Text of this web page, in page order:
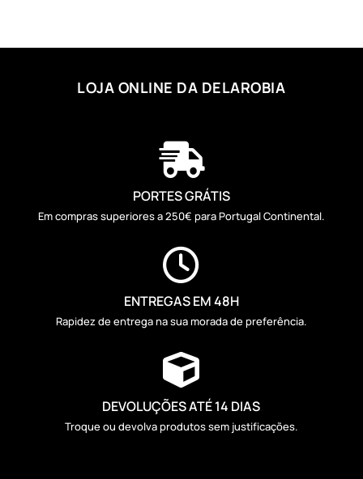
LOJA ONLINE DA DELAROBIA

PORTES GRÁTIS
Em compras superiores a 250€ para Portugal Continental.

ENTREGAS EM 48H
Rapidez de entrega na sua morada de preferência.

DEVOLUÇÕES ATÉ 14 DIAS
Troque ou devolva produtos sem justificações.